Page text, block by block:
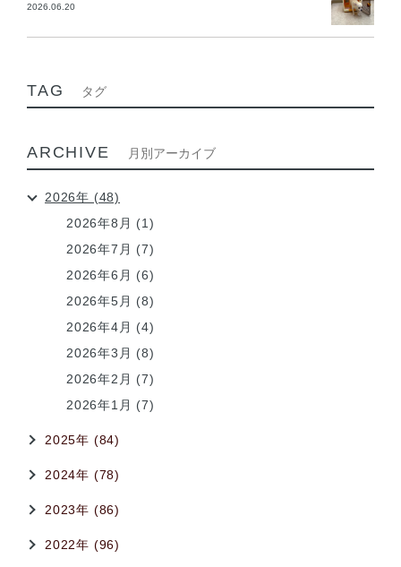
2026.06.20
TAG タグ
ARCHIVE 月別アーカイブ
2026年 (48)
2026年8月 (1)
2026年7月 (7)
2026年6月 (6)
2026年5月 (8)
2026年4月 (4)
2026年3月 (8)
2026年2月 (7)
2026年1月 (7)
2025年 (84)
2024年 (78)
2023年 (86)
2022年 (96)